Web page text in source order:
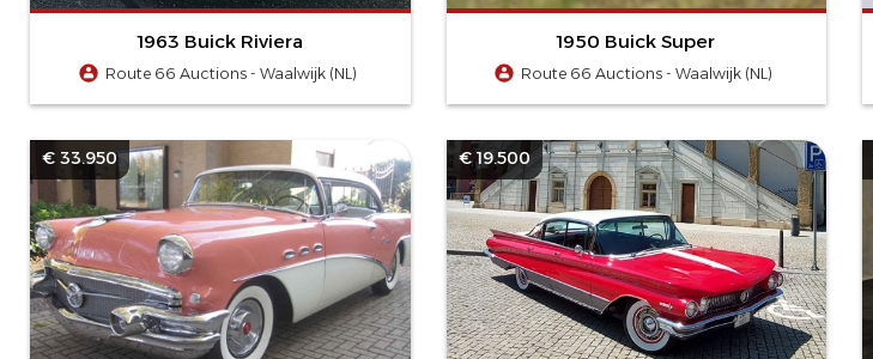
1963 Buick Riviera
Route 66 Auctions - Waalwijk (NL)
1950 Buick Super
Route 66 Auctions - Waalwijk (NL)
€ 33.950 € 19.500